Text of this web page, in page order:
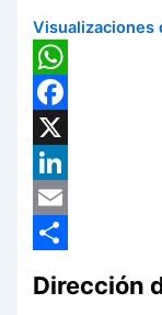
Visualizaciones
WhatsApp
Facebook
X
LinkedIn
Email
Dirección